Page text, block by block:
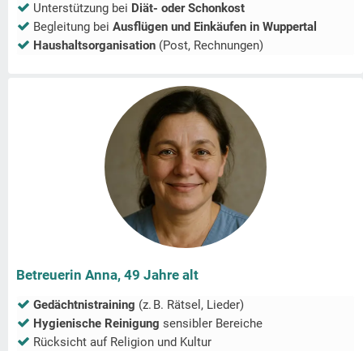
Unterstützung bei Diät- oder Schonkost
Begleitung bei Ausflügen und Einkäufen in Wuppertal
Haushaltsorganisation (Post, Rechnungen)
Betreuerin Anna, 49 Jahre alt
Gedächtnistraining (z. B. Rätsel, Lieder)
Hygienische Reinigung sensibler Bereiche
Rücksicht auf Religion und Kultur